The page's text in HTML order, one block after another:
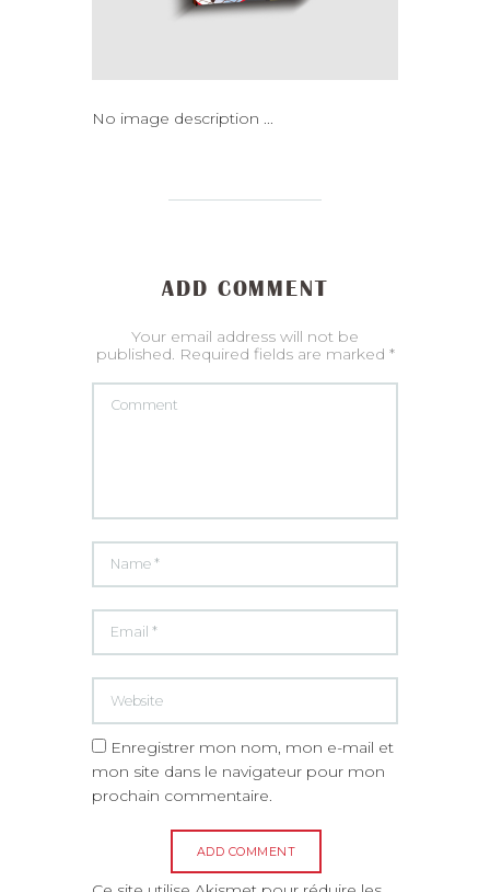
No image description ...
ADD COMMENT
Your email address will not be
published. Required fields are marked *
Enregistrer mon nom, mon e-mail et
mon site dans le navigateur pour mon
prochain commentaire.
A